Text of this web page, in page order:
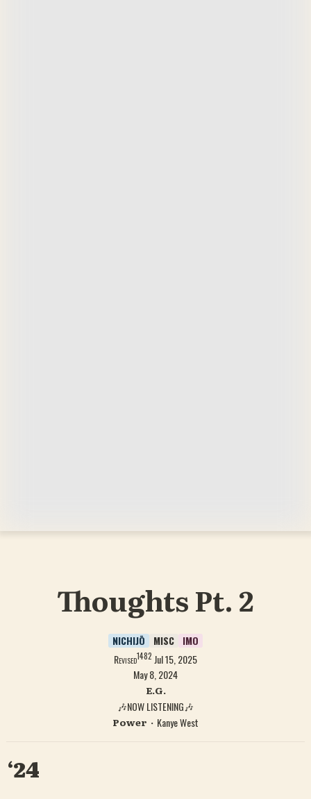
Thoughts Pt. 2
NICHIJŌ MISC
IMO
Revised1482 Jul 15, 2025
May 8, 2024
E.G.
🎶NOW LISTENING🎶
Power ・Kanye West
‘24